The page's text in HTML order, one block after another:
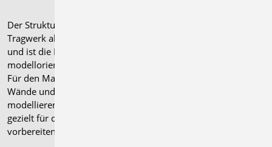
Der StrukturEditor bildet das gesamte
Tragwerk als Systemlinienmodell ab
und ist die Basis für eine
modellorientierten Tragwerksplanung.
Für den Mauerwerksbau lassen sich
Wände und Stützen geschossweise
modellieren, mit Lasten versehen und
gezielt für die statische Bemessung
vorbereiten.